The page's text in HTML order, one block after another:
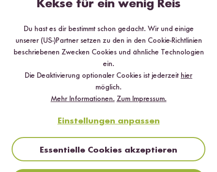
Mehr Rezepte mit Bio Reisflocken
Kekse für ein wenig Reis
Du hast es dir bestimmt schon gedacht. Wir und einige
unserer (US-)Partner setzen zu den in den Cookie-Richtlinien
beschriebenen Zwecken Cookies und ähnliche Technologien
ein.
Die Deaktivierung optionaler Cookies ist jederzeit hier
möglich.
Mehr Informationen. Zum Impressum.
Einstellungen anpassen
Essentielle Cookies akzeptieren